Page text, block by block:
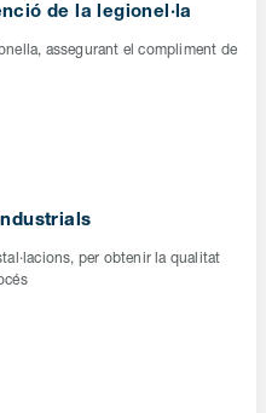
de la legionel·la
assegurant el compliment de
per obtenir la qualitat